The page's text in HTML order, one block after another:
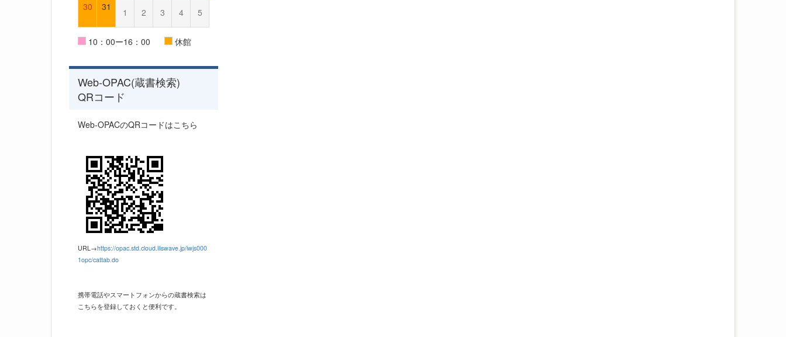
30 31 1 2 3 4 5
10：00ー16：00 休館
Web-OPAC(蔵書検索)
QRコード
Web-OPACのQRコードはこちら
URL→https://opac.std.cloud.iliswave.jp/iwjs000
1opc/cattab.do
携帯電話やスマートフォンからの蔵書検索は
こちらを登録しておくと便利です。